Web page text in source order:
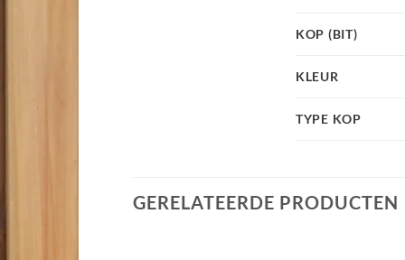
KOP (BIT)
KLEUR
TYPE KOP
GERELATEERDE PRODUCTEN